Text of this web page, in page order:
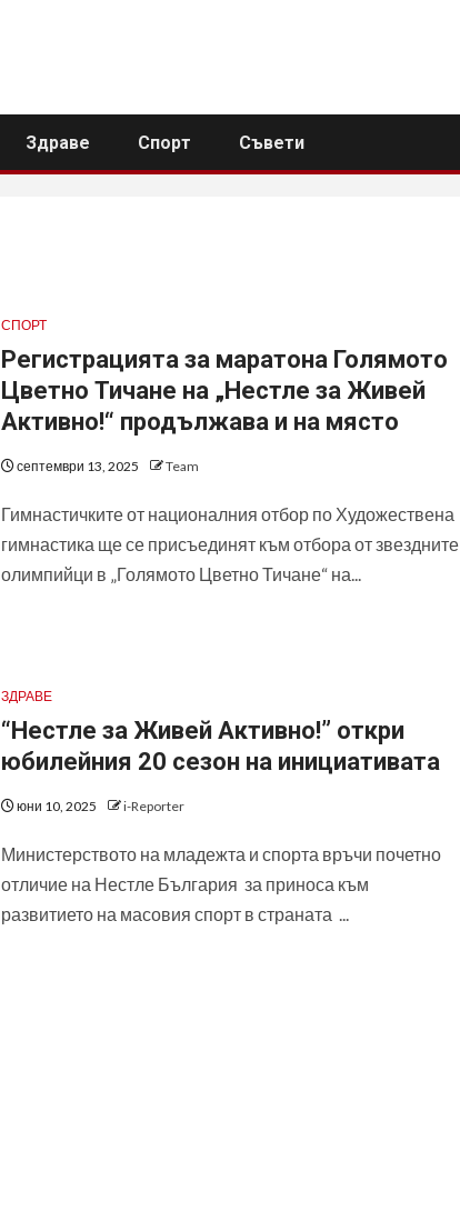
Здраве Спорт Съвети
СПОРТ
Регистрацията за маратона Голямото
Цветно Тичане на „Нестле за Живей
Aктивно!“ продължава и на място
септември 13, 2025 Team
Гимнастичките от националния отбор по Художествена
гимнастика ще се присъединят към отбора от звездните
олимпийци в „Голямото Цветно Тичане“ на...
ЗДРАВЕ
“Нестле за Живей Aктивно!” откри
юбилейния 20 сезон на инициативата
юни 10, 2025 i-Reporter
Министерството на младежта и спорта връчи почетно
отличие на Нестле България за приноса към
развитието на масовия спорт в страната ...